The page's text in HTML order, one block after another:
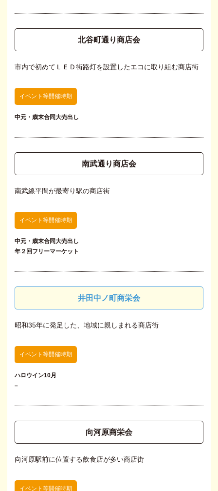
北谷町通り商店会
市内で初めてＬＥＤ街路灯を設置したエコに取り組む商店街
イベント等開催時期
中元・歳末合同大売出し
南武通り商店会
南武線平間が最寄り駅の商店街
イベント等開催時期
中元・歳末合同大売出し
年２回フリーマーケット
井田中ノ町商栄会
昭和35年に発足した、地域に親しまれる商店街
イベント等開催時期
ハロウイン10月
–
向河原商栄会
向河原駅前に位置する飲食店が多い商店街
イベント等開催時期